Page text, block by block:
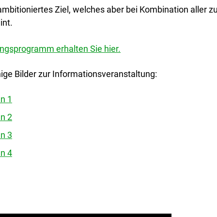
Ziel, welches aber bei Kombination aller
erhalten Sie hier.
Bilder zur Informationsveranstaltung:
1
2
3
4